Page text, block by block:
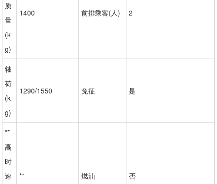
质
量
(k
g)
1400 前排乘客(人) 2
轴
荷
(k
g)
1290/1550 免征 是
**
高
时
速
** 燃油 否